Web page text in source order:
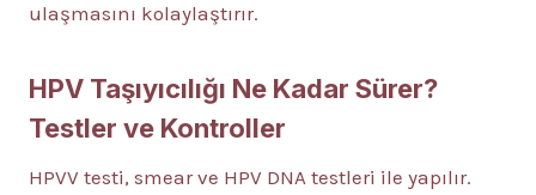
ulaşmasını kolaylaştırır.
HPV Taşıyıcılığı Ne Kadar Sürer?
Testler ve Kontroller
HPVV testi, smear ve HPV DNA testleri ile yapılır.